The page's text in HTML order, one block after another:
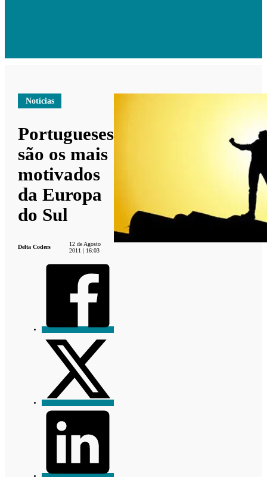
Notícias
Portugueses
são os mais
motivados
da Europa
do Sul
Delta Coders
12 de Agosto
2011 | 16:03